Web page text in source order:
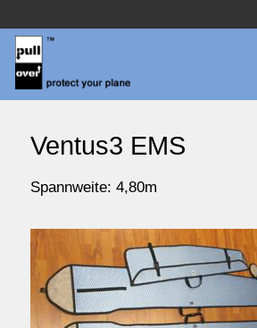
Flächentaschen
Rumpftaschen
Wassersport
Preise
Ventus3 EMS
Spannweite: 4,80m